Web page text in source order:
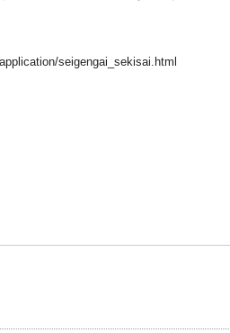
seigengai_sekisai.html